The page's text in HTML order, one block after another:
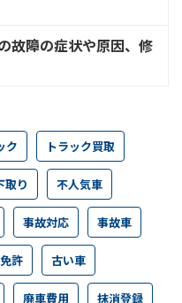
故障の症状や原因、修
ク トラック買取
取り 不人気車
事故対応 事故車
免許 古い車
廃車費用 抹消登録